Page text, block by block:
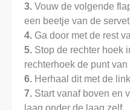
3. Vouw de volgende
een beetje van de
4. Ga door met de rest
5. Stop de rechter hoek
rechterhoek de punt
6. Herhaal dit met de
7. Start vanaf boven en
laag onder de laag zelf.